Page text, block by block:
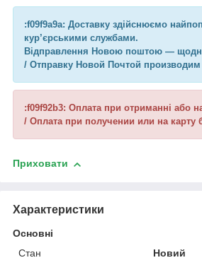
:f09f9a9a: Доставку здійснюємо
кур’єрськими службами.
Відправлення Новою поштою —
/ Отправку Новой Почтой
:f09f92b3: Оплата при отриманні або
/ Оплата при получении или на карту
Приховати
Характеристики
Основні
Стан
Новий